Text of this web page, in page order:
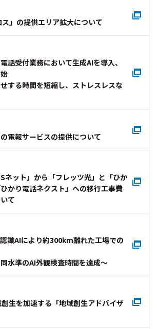
ス」の提供エリア拡大について
話受付業務において生成AIを導入、
する時間を短縮し、ストレスレスな
電報サービスの提供について
ネット」から「フレッツ光」と「ひか
かり電話ネクスト」への移行工事費
て
識AIにより約300km離れた工場での
水準のAI外観検査時間を達成～
生を加速する「地域創生アドバイザ